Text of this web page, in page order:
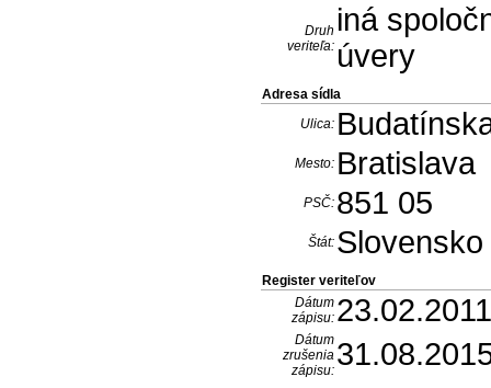
Druh
veriteľa:
iná
úvery
Adresa sídla
Ulica:
Mesto: Bratislava
PSČ: 851 05
Štát: Slovensko
Register veriteľov
Dátum
zápisu: 23.02.2011
Dátum
zrušenia
zápisu: